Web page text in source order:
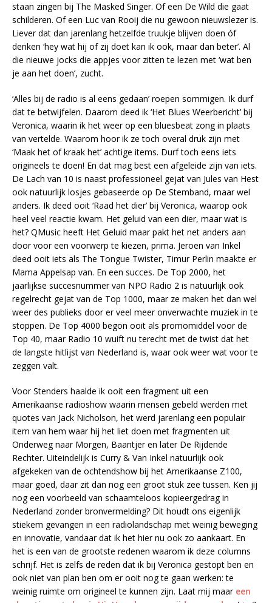
staan zingen bij The Masked Singer. Of een De Wild die gaat
schilderen. Of een Luc van Rooij die nu gewoon nieuwslezer is.
Liever dat dan jarenlang hetzelfde truukje blijven doen óf
denken ‘hey wat hij of zij doet kan ik ook, maar dan beter’. Al
die nieuwe jocks die appjes voor zitten te lezen met ‘wat ben
je aan het doen’, zucht.
‘Alles bij de radio is al eens gedaan’ roepen sommigen. Ik durf
dat te betwijfelen. Daarom deed ik ‘Het Blues Weerbericht’ bij
Veronica, waarin ik het weer op een bluesbeat zong in plaats
van vertelde. Waarom hoor ik ze toch overal druk zijn met
‘Maak het of kraak het’ achtige items. Durf toch eens iets
origineels te doen! En dat mag best een afgeleide zijn van iets.
De Lach van 10 is naast professioneel gejat van Jules van Hest
ook natuurlijk losjes gebaseerde op De Stemband, maar wel
anders. Ik deed ooit ‘Raad het dier’ bij Veronica, waarop ook
heel veel reactie kwam. Het geluid van een dier, maar wat is
het? QMusic heeft Het Geluid maar pakt het net anders aan
door voor een voorwerp te kiezen, prima. Jeroen van Inkel
deed ooit iets als The Tongue Twister, Timur Perlin maakte er
Mama Appelsap van. En een succes. De Top 2000, het
jaarlijkse succesnummer van NPO Radio 2 is natuurlijk ook
regelrecht gejat van de Top 1000, maar ze maken het dan wel
weer des publieks door er veel meer onverwachte muziek in te
stoppen. De Top 4000 begon ooit als promomiddel voor de
Top 40, maar Radio 10 wuift nu terecht met de twist dat het
de langste hitlijst van Nederland is, waar ook weer wat voor te
zeggen valt.
Voor Stenders haalde ik ooit een fragment uit een
Amerikaanse radioshow waarin mensen gebeld werden met
quotes van Jack Nicholson, het werd jarenlang een populair
item van hem waar hij het liet doen met fragmenten uit
Onderweg naar Morgen, Baantjer en later De Rijdende
Rechter. Uiteindelijk is Curry & Van Inkel natuurlijk ook
afgekeken van de ochtendshow bij het Amerikaanse Z100,
maar goed, daar zit dan nog een groot stuk zee tussen. Ken jij
nog een voorbeeld van schaamteloos kopieergedrag in
Nederland zonder bronvermelding? Dit houdt ons eigenlijk
stiekem gevangen in een radiolandschap met weinig beweging
en innovatie, vandaar dat ik het hier nu ook zo aankaart. En
het is een van de grootste redenen waarom ik deze columns
schrijf. Het is zelfs de reden dat ik bij Veronica gestopt ben en
ook niet van plan ben om er ooit nog te gaan werken: te
weinig ruimte om origineel te kunnen zijn. Laat mij maareen